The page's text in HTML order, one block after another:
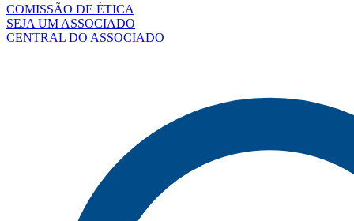
COMISSÃO DE ÉTICA
SEJA UM ASSOCIADO
CENTRAL DO ASSOCIADO